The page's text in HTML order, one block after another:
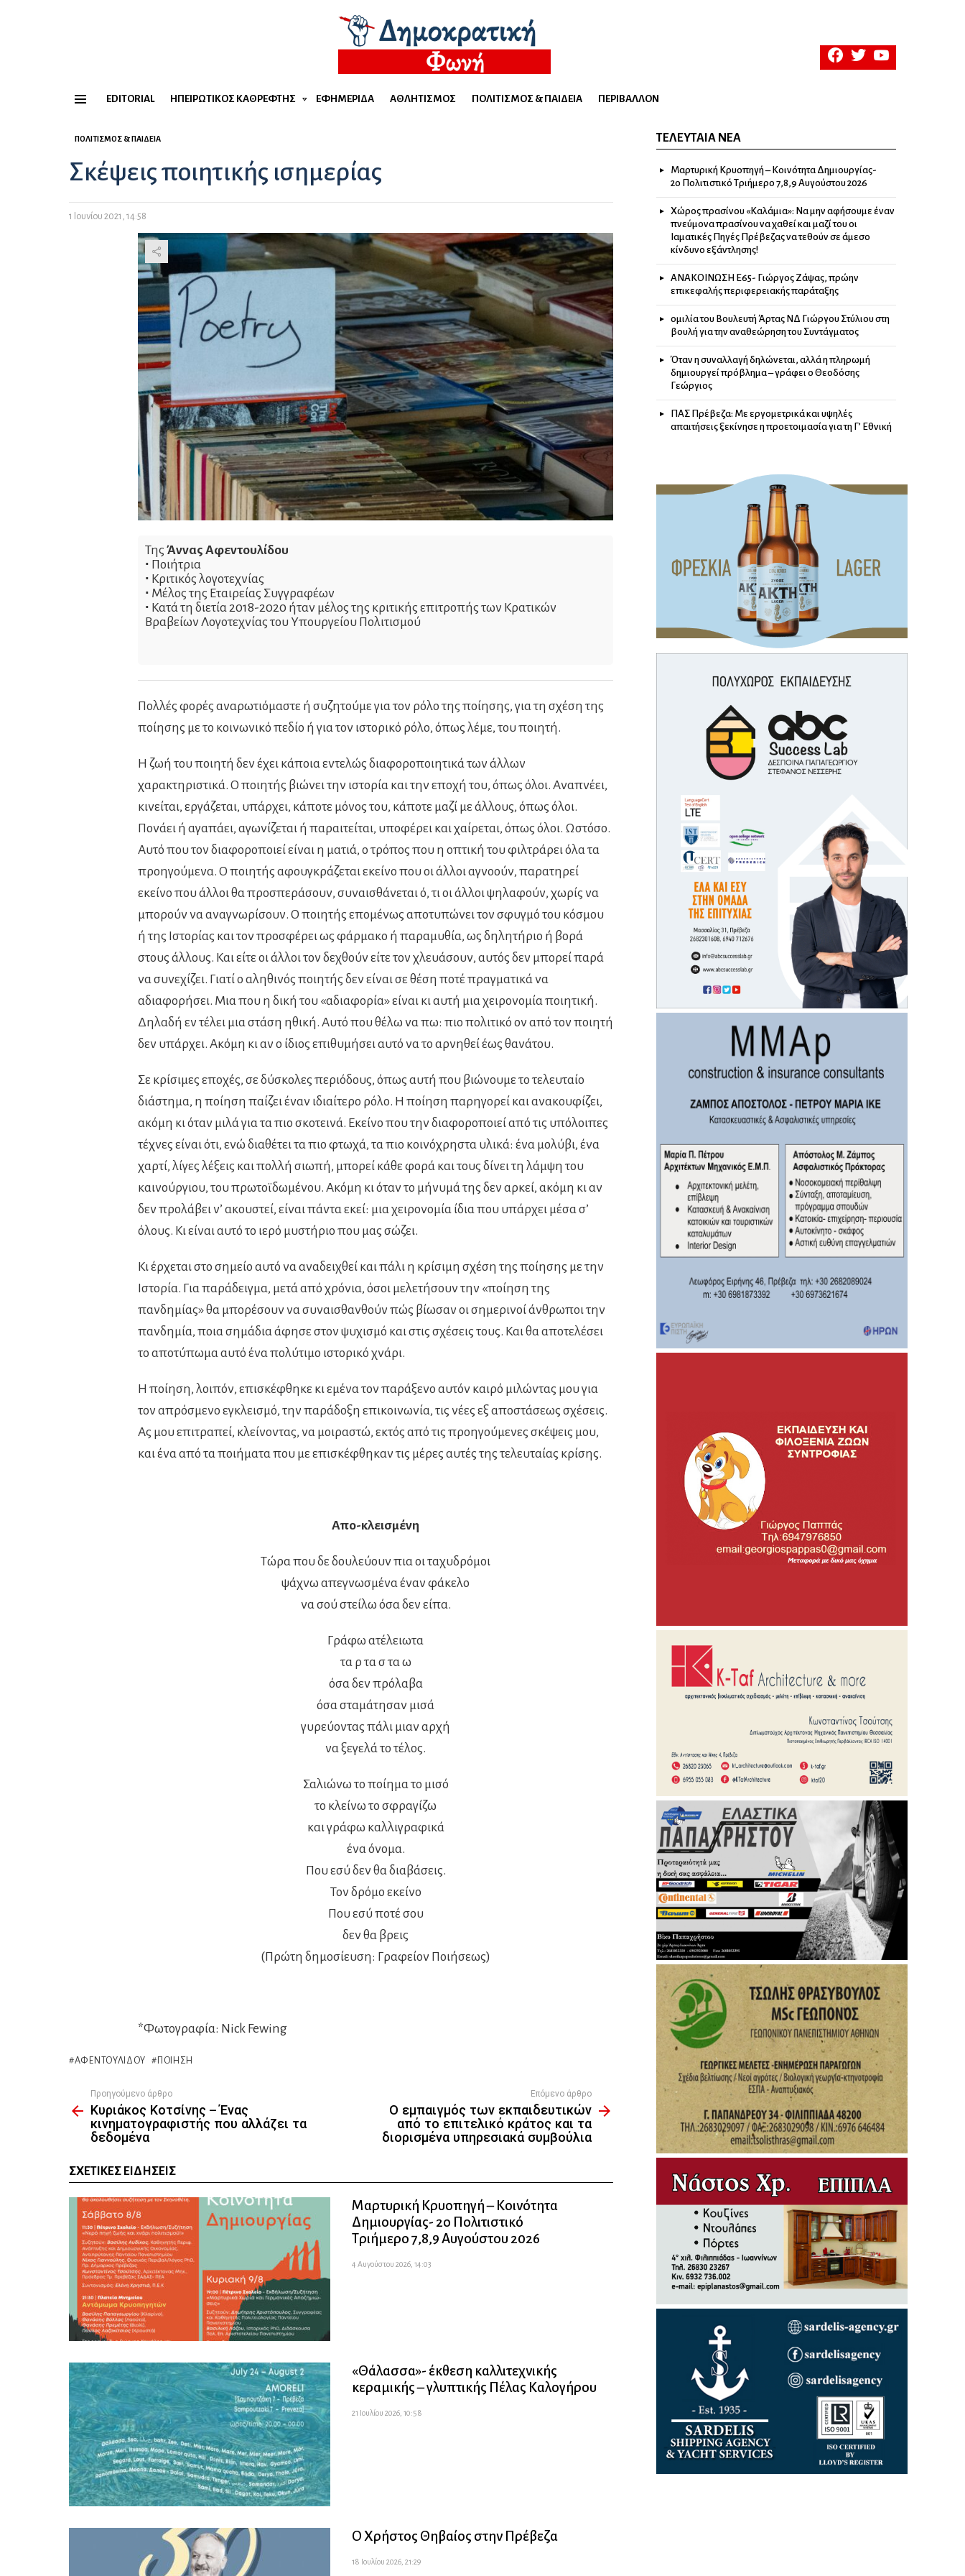
facebooktwitteryoutube
EDITORIAL ΗΠΕΙΡΏΤΙΚΟΣ ΚΑΘΡΈΦΤΗΣ ΕΦΗΜΕΡΊΔΑ ΑΘΛΗΤΙΣΜΌΣ ΠΟΛΙΤΙΣΜΌΣ & ΠΑΙΔΕΊΑ ΠΕΡΙΒΆΛΛΟΝ
ΠΟΛΙΤΙΣΜΌΣ & ΠΑΙΔΕΊΑ
Σκέψεις ποιητικής ισημερίας
1 Ιουνίου 2021, 14:58
Της Άννας Αφεντουλίδου
∙ Ποιήτρια
∙ Κριτικός λογοτεχνίας
∙ Μέλος της Εταιρείας Συγγραφέων
∙ Κατά τη διετία 2018-2020 ήταν μέλος της κριτικής επιτροπής των Κρατικών
Βραβείων Λογοτεχνίας του Υπουργείου Πολιτισμού
Πολλές φορές αναρωτιόμαστε ή συζητούμε για τον ρόλο της ποίησης, για τη σχέση της
ποίησης με το κοινωνικό πεδίο ή για τον ιστορικό ρόλο, όπως λέμε, του ποιητή.
Η ζωή του ποιητή δεν έχει κάποια εντελώς διαφοροποιητικά των άλλων
χαρακτηριστικά. Ο ποιητής βιώνει την ιστορία και την εποχή του, όπως όλοι. Αναπνέει,
κινείται, εργάζεται, υπάρχει, κάποτε μόνος του, κάποτε μαζί με άλλους, όπως όλοι.
Πονάει ή αγαπάει, αγωνίζεται ή παραιτείται, υποφέρει και χαίρεται, όπως όλοι. Ωστόσο.
Αυτό που τον διαφοροποιεί είναι η ματιά, ο τρόπος που η οπτική του φιλτράρει όλα τα
προηγούμενα. Ο ποιητής αφουγκράζεται εκείνο που οι άλλοι αγνοούν, παρατηρεί
εκείνο που άλλοι θα προσπεράσουν, συναισθάνεται ό, τι οι άλλοι ψηλαφούν, χωρίς να
μπορούν να αναγνωρίσουν. Ο ποιητής επομένως αποτυπώνει τον σφυγμό του κόσμου
ή της Ιστορίας και τον προσφέρει ως φάρμακο ή παραμυθία, ως δηλητήριο ή βορά
στους άλλους. Και είτε οι άλλοι τον δεχθούν είτε τον χλευάσουν, αυτός δεν μπορεί παρά
να συνεχίζει. Γιατί ο αληθινός ποιητής δεν είναι σε θέση ποτέ πραγματικά να
αδιαφορήσει. Μια που η δική του «αδιαφορία» είναι κι αυτή μια χειρονομία ποιητική.
Δηλαδή εν τέλει μια στάση ηθική. Αυτό που θέλω να πω: πιο πολιτικό ον από τον ποιητή
δεν υπάρχει. Ακόμη κι αν ο ίδιος επιθυμήσει αυτό να το αρνηθεί έως θανάτου.
Σε κρίσιμες εποχές, σε δύσκολες περιόδους, όπως αυτή που βιώνουμε το τελευταίο
διάστημα, η ποίηση παίζει έναν ιδιαίτερο ρόλο. Η ποίηση παρηγορεί και ανακουφίζει,
ακόμη κι όταν μιλά για τα πιο σκοτεινά. Εκείνο που την διαφοροποιεί από τις υπόλοιπες
τέχνες είναι ότι, ενώ διαθέτει τα πιο φτωχά, τα πιο κοινόχρηστα υλικά: ένα μολύβι, ένα
χαρτί, λίγες λέξεις και πολλή σιωπή, μπορεί κάθε φορά και τους δίνει τη λάμψη του
καινούργιου, του πρωτοϊδωμένου. Ακόμη κι όταν το μήνυμά της δεν αρκεί, ακόμη κι αν
δεν προλάβει ν’ ακουστεί, είναι πάντα εκεί: μια χειρονομία ίδια που υπάρχει μέσα σ’
όλους. Κι είναι αυτό το ιερό μυστήριο που μας σώζει.
Κι έρχεται στο σημείο αυτό να αναδειχθεί και πάλι η κρίσιμη σχέση της ποίησης με την
Ιστορία. Για παράδειγμα, μετά από χρόνια, όσοι μελετήσουν την «ποίηση της
πανδημίας» θα μπορέσουν να συναισθανθούν πώς βίωσαν οι σημερινοί άνθρωποι την
πανδημία, ποια σημάδια άφησε στον ψυχισμό και στις σχέσεις τους. Και θα αποτελέσει
το αποτύπωμα αυτό ένα πολύτιμο ιστορικό χνάρι.
Η ποίηση, λοιπόν, επισκέφθηκε κι εμένα τον παράξενο αυτόν καιρό μιλώντας μου για
τον απρόσμενο εγκλεισμό, την παράδοξη επικοινωνία, τις νέες εξ αποστάσεως σχέσεις.
Ας μου επιτραπεί, κλείνοντας, να μοιραστώ, εκτός από τις προηγούμενες σκέψεις μου,
και ένα από τα ποιήματα που με επισκέφθηκαν τις μέρες αυτές της τελευταίας κρίσης.
Απο-κλεισμένη
Τώρα που δε δουλεύουν πια οι ταχυδρόμοι
ψάχνω απεγνωσμένα έναν φάκελο
να σού στείλω όσα δεν είπα.
Γράφω ατέλειωτα
τα ρ τα σ τα ω
όσα δεν πρόλαβα
όσα σταμάτησαν μισά
γυρεύοντας πάλι μιαν αρχή
να ξεγελά το τέλος.
Σαλιώνω το ποίημα το μισό
το κλείνω το σφραγίζω
και γράφω καλλιγραφικά
ένα όνομα.
Που εσύ δεν θα διαβάσεις.
Τον δρόμο εκείνο
Που εσύ ποτέ σου
δεν θα βρεις
(Πρώτη δημοσίευση: Γραφείον Ποιήσεως)
*Φωτογραφία: Nick Fewing
ΑΦΕΝΤΟΥΛΊΔΟΥ ΠΟΊΗΣΗ
more
Προηγούμενο άρθρο
Κυριάκος Κοτσίνης – Ένας
κινηματογραφιστής που αλλάζει τα
δεδομένα
Επόμενο άρθρο
Ο εμπαιγμός των εκπαιδευτικών
από το επιτελικό κράτος και τα
διορισμένα υπηρεσιακά συμβούλια
ΣΧΕΤΙΚΈΣ ΕΙΔΉΣΕΙΣ
Μαρτυρική Κρυοπηγή – Κοινότητα
Δημιουργίας- 2ο Πολιτιστικό
Τριήμερο 7,8,9 Αυγούστου 2026
4 Αυγούστου 2026, 14:03
«Θάλασσα»- έκθεση καλλιτεχνικής
κεραμικής – γλυπτικής Πέλας Καλογήρου
21 Ιουλίου 2026, 10:58
Ο Χρήστος Θηβαίος στην Πρέβεζα
18 Ιουλίου 2026, 21:29
ΤΕΛΕΥΤΑΊΑ ΝΈΑ
Μαρτυρική Κρυοπηγή – Κοινότητα Δημιουργίας-
2ο Πολιτιστικό Τριήμερο 7,8,9 Αυγούστου 2026
Χώρος πρασίνου «Καλάμια»: Να μην αφήσουμε έναν
πνεύμονα πρασίνου να χαθεί και μαζί του οι
Ιαματικές Πηγές Πρέβεζας να τεθούν σε άμεσο
κίνδυνο εξάντλησης!
ΑΝΑΚΟΙΝΩΣΗ Ε65- Γιώργος Ζάψας, πρώην
επικεφαλής περιφερειακής παράταξης
ομιλία του Βουλευτή Άρτας ΝΔ Γιώργου Στύλιου στη
βουλή για την αναθεώρηση του Συντάγματος
Όταν η συναλλαγή δηλώνεται, αλλά η πληρωμή
δημιουργεί πρόβλημα – γράφει ο Θεοδόσης
Γεώργιος
ΠΑΣ Πρέβεζα: Με εργομετρικά και υψηλές
απαιτήσεις ξεκίνησε η προετοιμασία για τη Γ’ Εθνική